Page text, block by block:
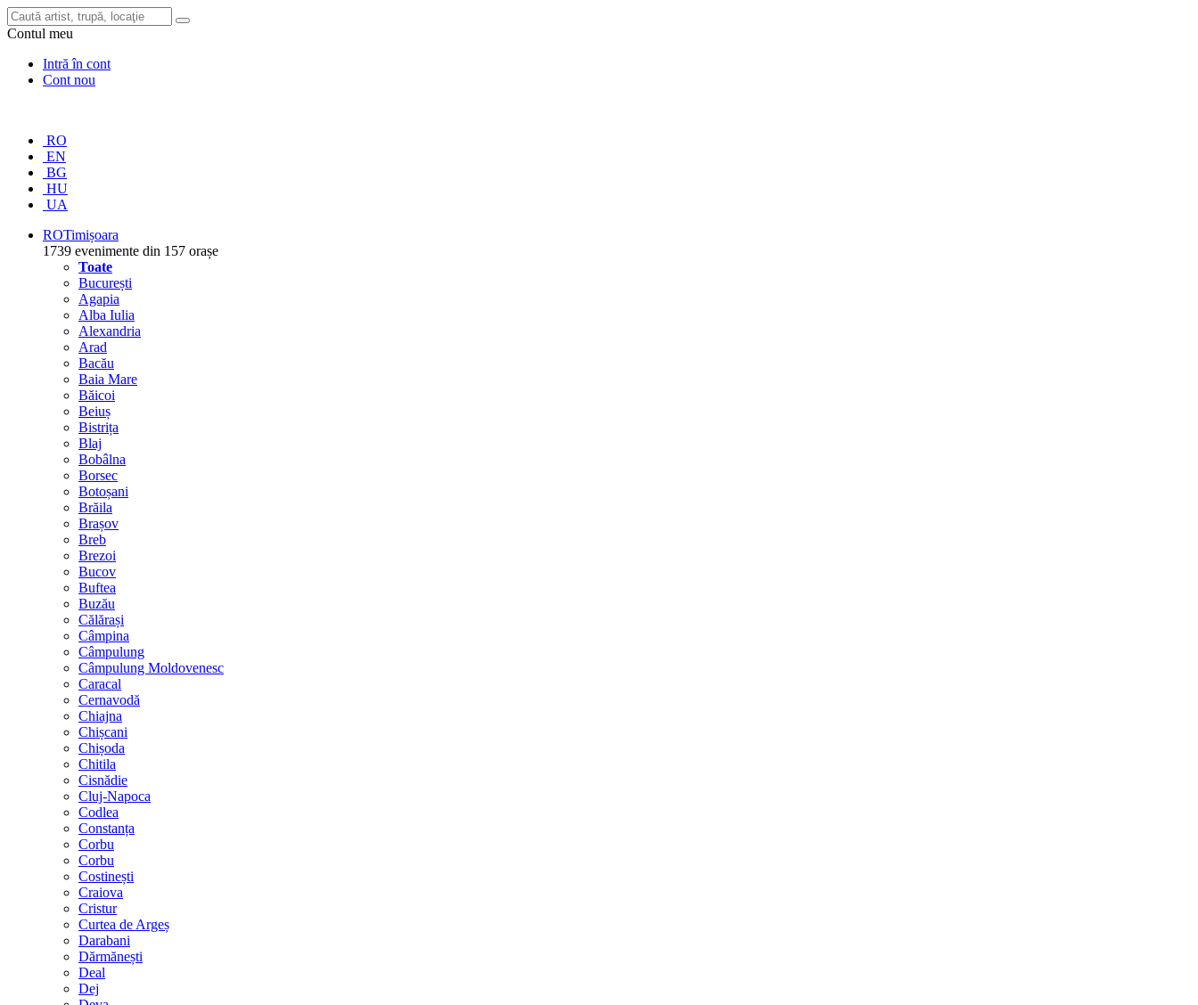
Contul meu
Intră în cont
Cont nou
RO
EN
BG
HU
UA
ROTimișoara
1739 evenimente din 157 orașe
Toate
București
Agapia
Alba Iulia
Alexandria
Arad
Bacău
Baia Mare
Băicoi
Beiuș
Bistrița
Blaj
Bobâlna
Borsec
Botoșani
Brăila
Brașov
Breb
Brezoi
Bucov
Buftea
Buzău
Călărași
Câmpina
Câmpulung
Câmpulung Moldovenesc
Caracal
Cernavodă
Chiajna
Chișcani
Chișoda
Chitila
Cisnădie
Cluj-Napoca
Codlea
Constanța
Corbu
Corbu
Costinești
Craiova
Cristur
Curtea de Argeș
Darabani
Dărmănești
Deal
Dej